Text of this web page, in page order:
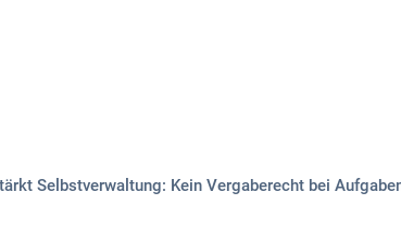
Selbstverwaltung: Kein Vergaberecht bei